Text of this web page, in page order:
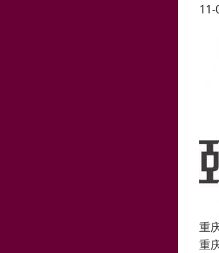
11-
重
重